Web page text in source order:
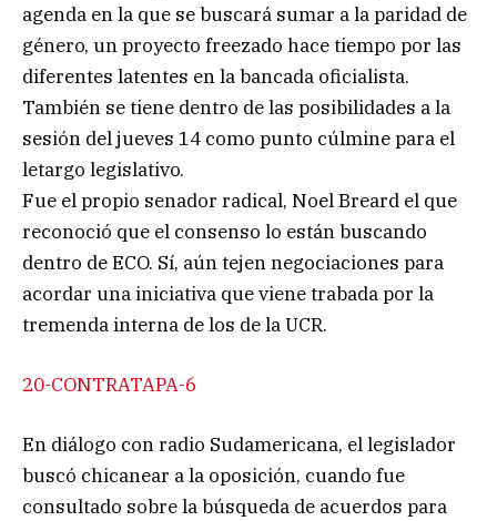
agenda en la que se buscará sumar a la paridad de
género, un proyecto freezado hace tiempo por las
diferentes latentes en la bancada oficialista.
También se tiene dentro de las posibilidades a la
sesión del jueves 14 como punto cúlmine para el
letargo legislativo.
Fue el propio senador radical, Noel Breard el que
reconoció que el consenso lo están buscando
dentro de ECO. Sí, aún tejen negociaciones para
acordar una iniciativa que viene trabada por la
tremenda interna de los de la UCR.
20-CONTRATAPA-6
En diálogo con radio Sudamericana, el legislador
buscó chicanear a la oposición, cuando fue
consultado sobre la búsqueda de acuerdos para